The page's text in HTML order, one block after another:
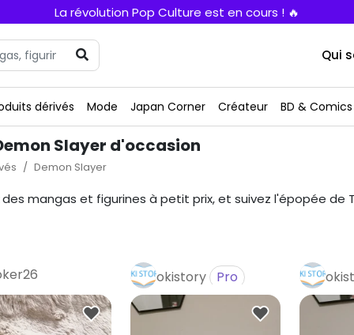
La révolution Pop Culture est en cours ! 🔥
Qui
dérivés Mode Japan Corner Créateur BD & Comics
Slayer d'occasion
Demon Slayer
mangas et figurines à petit prix, et suivez l'épopée de
okistory Pro